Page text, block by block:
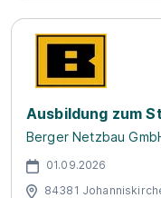
Ausbildung zum
Berger Netzbau
01.09.2026
84381